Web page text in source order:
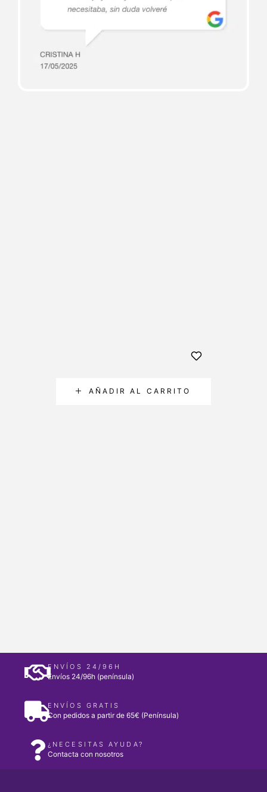
ENVÍOS 24/96H
Envíos 24/96h (península)
ENVÍOS GRATIS
Con pedidos a partir de 65€ (Península)
¿NECESITAS AYUDA?
Contacta con nosotros